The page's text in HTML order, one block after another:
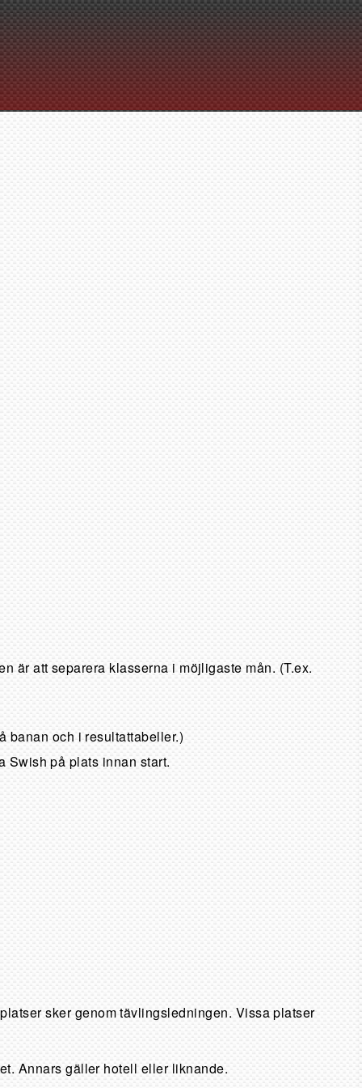
är att separera klasserna i möjligaste mån. (T.ex.
banan och i resultattabeller.)
Swish på plats innan start.
sker genom tävlingsledningen. Vissa platser
Annars gäller hotell eller liknande.